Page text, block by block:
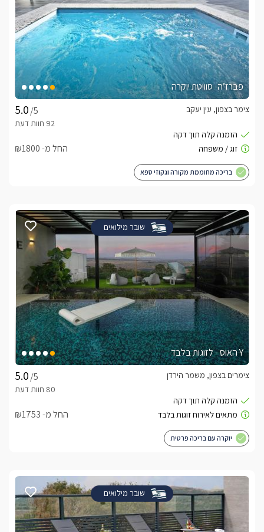
פברז’ה- סוויטת יוקרה
/5
צימר בצפון, עין יעקב
החל מ- ₪1800
בריכה מחוממת מקורה וגקוזי ספא
שובר מילואים
Y האוס - לזוגות בלבד
/5
צימרים בצפון, משמר הירדן
החל מ- ₪1753
יוקרה עם בריכה פרטית
שובר מילואים